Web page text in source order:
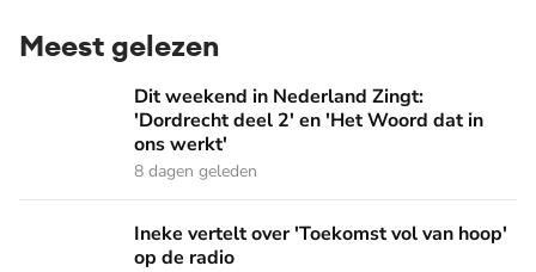
Meest gelezen
Dit weekend in Nederland Zingt: 'Dordrecht deel 2' en
Dit weekend in Nederland Zingt:
'Dordrecht deel 2' en 'Het Woord dat in
ons werkt'
8 dagen geleden
Ineke vertelt over 'Toekomst vol van hoop' op de radio
Ineke vertelt over 'Toekomst vol van hoop'
op de radio